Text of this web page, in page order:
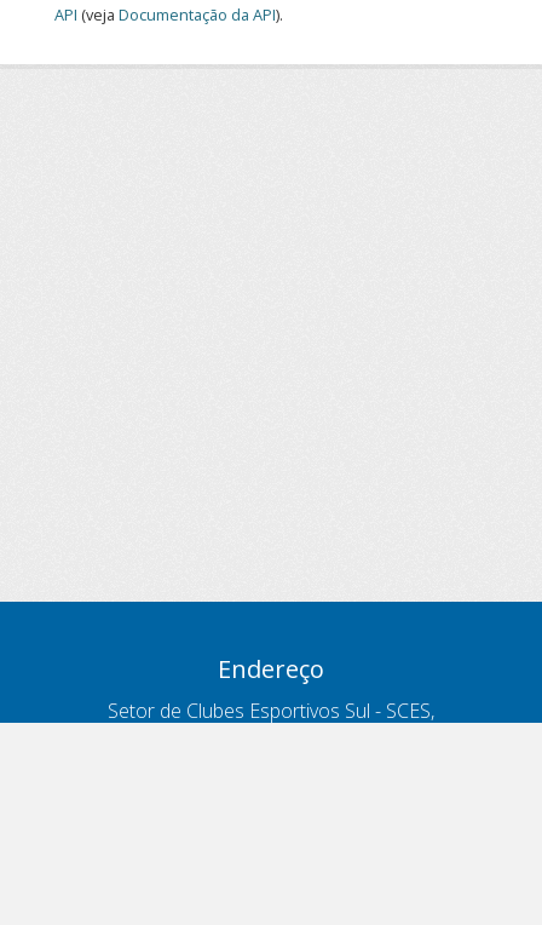
API (veja Documentação da API).
Endereço
Setor de Clubes Esportivos Sul - SCES,